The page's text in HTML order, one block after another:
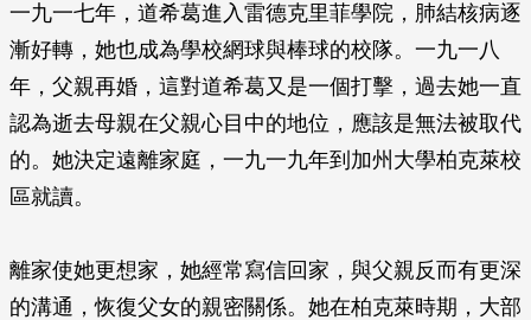
一九一七年，道希葛進入雷德克里菲學院，肺結核病逐
漸好轉，她也成為學校網球與棒球的校隊。一九一八
年，父親再婚，這對道希葛又是一個打擊，過去她一直
認為逝去母親在父親心目中的地位，應該是無法被取代
的。她決定遠離家庭，一九一九年到加州大學柏克萊校
區就讀。
離家使她更想家，她經常寫信回家，與父親反而有更深
的溝通，恢復父女的親密關係。她在柏克萊時期，大部